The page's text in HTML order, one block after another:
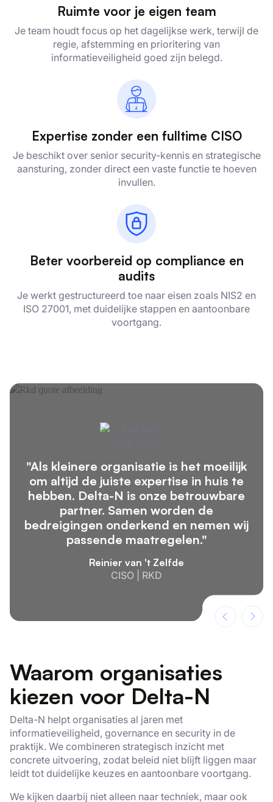
Ruimte voor je eigen team
Je team houdt focus op het dagelijkse werk, terwijl de
regie, afstemming en prioritering van
informatieveiligheid goed zijn belegd.
Expertise zonder een fulltime CISO
Je beschikt over senior security-kennis en strategische
aansturing, zonder direct een vaste functie te hoeven
invullen.
Beter voorbereid op compliance en
audits
Je werkt gestructureerd toe naar eisen zoals NIS2 en
ISO 27001, met duidelijke stappen en aantoonbare
voortgang.
"Als kleinere organisatie is het moeilijk
om altijd de juiste expertise in huis te
hebben. Delta-N is onze betrouwbare
partner. Samen worden de
bedreigingen onderkend en nemen wij
passende maatregelen."
Reinier van 't Zelfde
CISO | RKD
Waarom organisaties
kiezen voor Delta-N
Delta-N helpt organisaties al jaren met
informatieveiligheid, governance en security in de
praktijk. We combineren strategisch inzicht met
concrete uitvoering, zodat beleid niet blijft liggen maar
leidt tot duidelijke keuzes en aantoonbare voortgang.
We kijken daarbij niet alleen naar techniek, maar ook
Deze website maakt gebruik
van cookies.
We gebruiken cookies om inhoud en
advertenties te personaliseren en om ons
verkeer te analyseren. We delen ook
informatie over uw gebruik van onze site
met onze advertentie- en analysepartners,